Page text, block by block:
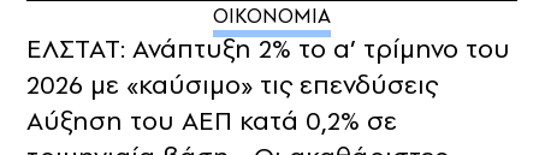
ΟΙΚΟΝΟΜΙΑ
ΕΛΣΤΑΤ: Ανάπτυξη 2% το α’ τρίμηνο του
2026 με «καύσιμο» τις επενδύσεις
Αύξηση του ΑΕΠ κατά 0,2% σε